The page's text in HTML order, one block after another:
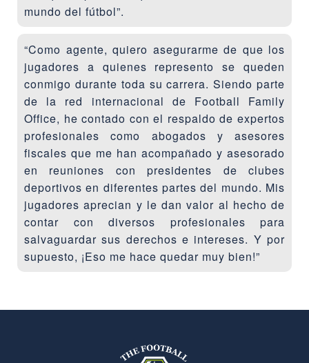
mundo del fútbol”.
“Como agente, quiero asegurarme de que los
jugadores a quienes represento se queden
conmigo durante toda su carrera. Siendo parte
de la red internacional de Football Family
Office, he contado con el respaldo de expertos
profesionales como abogados y asesores
fiscales que me han acompañado y asesorado
en reuniones con presidentes de clubes
deportivos en diferentes partes del mundo. Mis
jugadores aprecian y le dan valor al hecho de
contar con diversos profesionales para
salvaguardar sus derechos e intereses. Y por
supuesto, ¡Eso me hace quedar muy bien!”